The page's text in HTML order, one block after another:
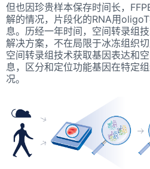
但也因珍贵样本保存时间长，
解的情况，片段化的RNA用
息。历经一年时间，空间转录组
解决方案，不在局限于冰冻组织
空间转录组技术获取基因表达和
息，区分和定位功能基因在特定
况。